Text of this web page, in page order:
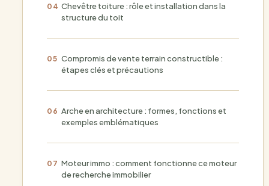
Chevêtre toiture : rôle et installation dans la
structure du toit
Compromis de vente terrain constructible :
étapes clés et précautions
Arche en architecture : formes, fonctions et
exemples emblématiques
Moteur immo : comment fonctionne ce moteur
de recherche immobilier